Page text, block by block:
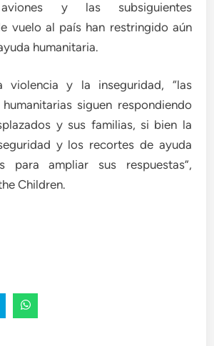
y las subsiguientes
vuelo al país han restringido aún
humanitaria.
y la inseguridad, “las
siguen respondiendo
y sus familias, si bien la
y los recortes de ayuda
para ampliar sus respuestas”,
Children.